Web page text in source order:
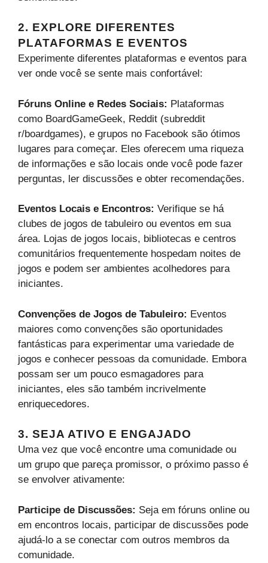
2. EXPLORE DIFERENTES
PLATAFORMAS E EVENTOS
Experimente diferentes plataformas e eventos para
ver onde você se sente mais confortável:
Fóruns Online e Redes Sociais: Plataformas
como BoardGameGeek, Reddit (subreddit
r/boardgames), e grupos no Facebook são ótimos
lugares para começar. Eles oferecem uma riqueza
de informações e são locais onde você pode fazer
perguntas, ler discussões e obter recomendações.
Eventos Locais e Encontros: Verifique se há
clubes de jogos de tabuleiro ou eventos em sua
área. Lojas de jogos locais, bibliotecas e centros
comunitários frequentemente hospedam noites de
jogos e podem ser ambientes acolhedores para
iniciantes.
Convenções de Jogos de Tabuleiro: Eventos
maiores como convenções são oportunidades
fantásticas para experimentar uma variedade de
jogos e conhecer pessoas da comunidade. Embora
possam ser um pouco esmagadores para
iniciantes, eles são também incrivelmente
enriquecedores.
3. SEJA ATIVO E ENGAJADO
Uma vez que você encontre uma comunidade ou
um grupo que pareça promissor, o próximo passo é
se envolver ativamente:
Participe de Discussões: Seja em fóruns online ou
em encontros locais, participar de discussões pode
ajudá-lo a se conectar com outros membros da
comunidade.